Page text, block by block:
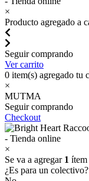
×
Producto agregado a
Seguir comprando
Ver carrito
0 item(s) agregado tu
×
MUTMA
Seguir comprando
Checkout
×
Se va a agregar 1 ítem
¿Es para un colectivo?